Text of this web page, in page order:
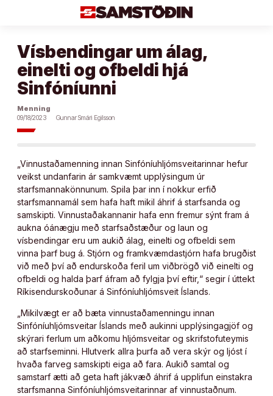
Vísbendingar um álag,
einelti og ofbeldi hjá
Sinfóníunni
Menning
09/18/2023
Gunnar Smári Egilsson
„Vinnustaðamenning innan Sinfóníuhljómsveitarinnar hefur
veikst undanfarin ár samkvæmt upplýsingum úr
starfsmannakönnunum. Spila þar inn í nokkur erfið
starfsmannamál sem hafa haft mikil áhrif á starfsanda og
samskipti. Vinnustaðakannanir hafa enn fremur sýnt fram á
aukna óánægju með starfsaðstæður og laun og
vísbendingar eru um aukið álag, einelti og ofbeldi sem
vinna þarf bug á. Stjórn og framkvæmdastjórn hafa brugðist
við með því að endurskoða feril um viðbrögð við einelti og
ofbeldi og halda þarf áfram að fylgja því eftir,“ segir í úttekt
Ríkisendurskoðunar á Sinfóníuhljómsveit Íslands.
„Mikilvægt er að bæta vinnustaðamenningu innan
Sinfóníuhljómsveitar Íslands með aukinni upplýsingagjöf og
skýrari ferlum um aðkomu hljómsveitar og skrifstofuteymis
að starfseminni. Hlutverk allra þurfa að vera skýr og ljóst í
hvaða farveg samskipti eiga að fara. Aukið samtal og
samstarf ætti að geta haft jákvæð áhrif á upplifun einstakra
starfsmanna Sinfóníuhljómsveitarinnar af vinnustaðnum.